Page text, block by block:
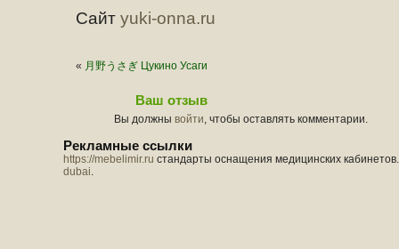
Сайт yuki-onna.ru
« 月野うさぎ Цукино Усаги
Ваш отзыв
Вы должны войти, чтобы оставлять комментарии.
Рекламные ссылки
https://mebelimir.ru стандарты оснащения медицинских
dubai.